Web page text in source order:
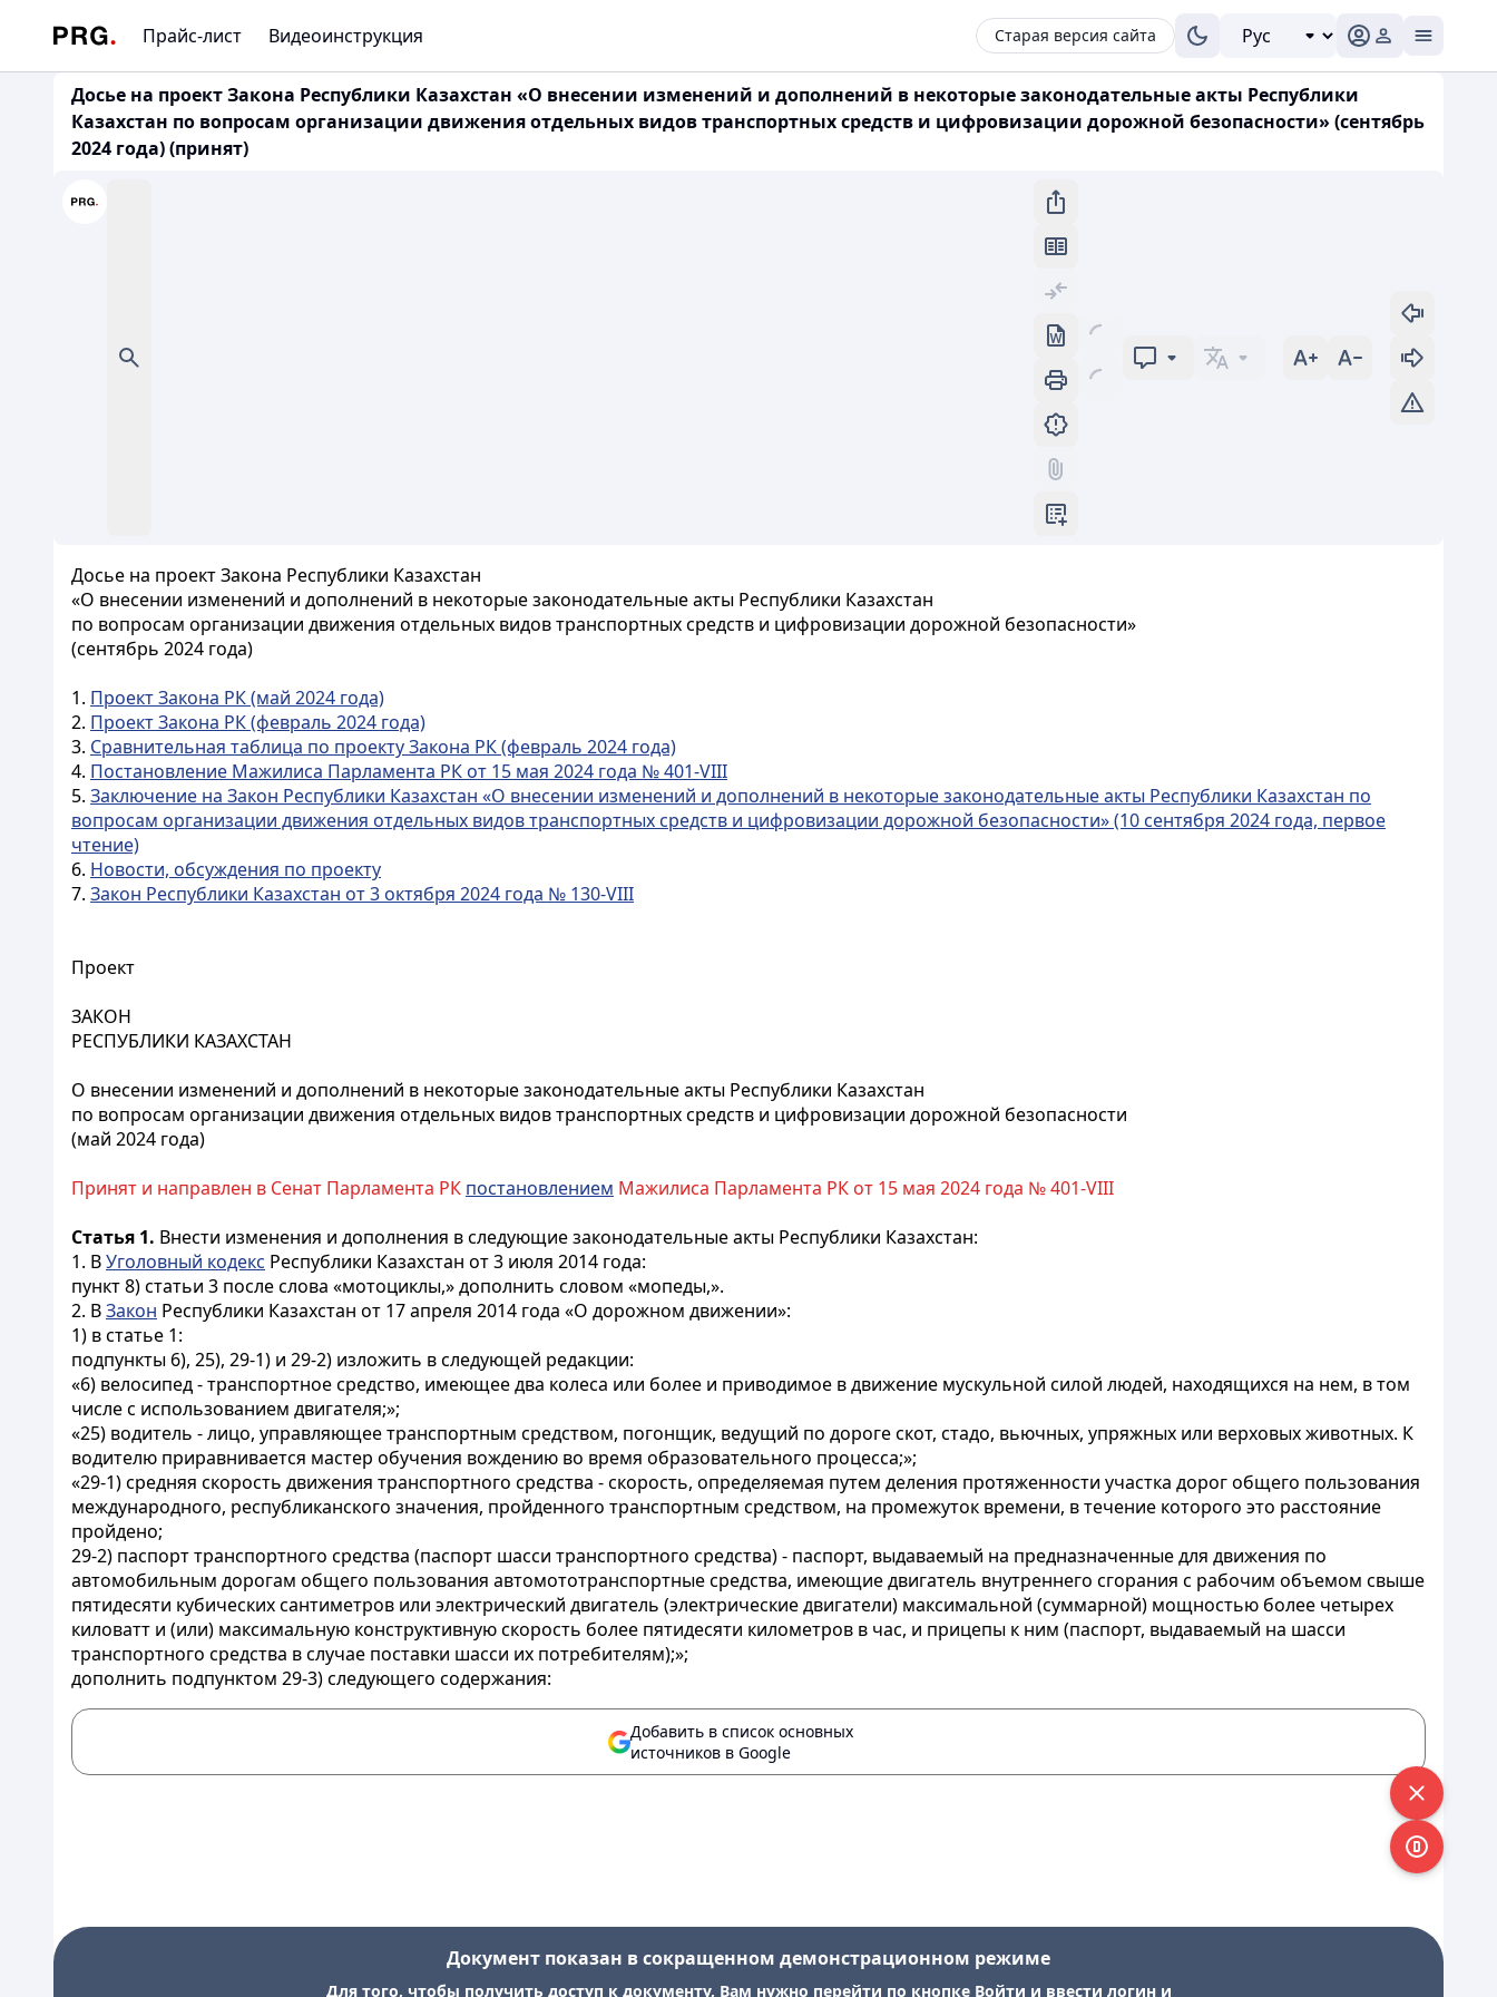
Прайс-лист Видеоинструкция Старая версия сайта
Досье на проект Закона Республики Казахстан «О внесении изменений и дополнений в некоторые законодательные акты Республики
Казахстан по вопросам организации движения отдельных видов транспортных средств и цифровизации дорожной безопасности» (сентябрь
2024 года) (принят)
Досье на проект Закона Республики Казахстан
«О внесении изменений и дополнений в некоторые законодательные акты Республики Казахстан
по вопросам организации движения отдельных видов транспортных средств и цифровизации дорожной безопасности»
(сентябрь 2024 года)
1. Проект Закона РК (май 2024 года)
2. Проект Закона РК (февраль 2024 года)
3. Сравнительная таблица по проекту Закона РК (февраль 2024 года)
4. Постановление Мажилиса Парламента РК от 15 мая 2024 года № 401-VIII
5. Заключение на Закон Республики Казахстан «О внесении изменений и дополнений в некоторые законодательные акты Республики Казахстан по
вопросам организации движения отдельных видов транспортных средств и цифровизации дорожной безопасности» (10 сентября 2024 года, первое
чтение)
6. Новости, обсуждения по проекту
7. Закон Республики Казахстан от 3 октября 2024 года № 130-VIII
Проект
ЗАКОН
РЕСПУБЛИКИ КАЗАХСТАН
О внесении изменений и дополнений в некоторые законодательные акты Республики Казахстан
по вопросам организации движения отдельных видов транспортных средств и цифровизации дорожной безопасности
(май 2024 года)
Принят и направлен в Сенат Парламента РК постановлением Мажилиса Парламента РК от 15 мая 2024 года № 401-VIII
Статья 1. Внести изменения и дополнения в следующие законодательные акты Республики Казахстан:
1. ВУголовный кодекс Республики Казахстан от 3 июля 2014 года:
пункт 8) статьи 3 после слова «мотоциклы,» дополнить словом «мопеды,».
2. ВЗакон Республики Казахстан от 17 апреля 2014 года «О дорожном движении»:
1) в статье 1:
подпункты 6), 25), 29-1) и 29-2) изложить в следующей редакции:
«6) велосипед - транспортное средство, имеющее два колеса или более и приводимое в движение мускульной силой людей, находящихся на нем, в том
числе с использованием двигателя;»;
«25) водитель - лицо, управляющее транспортным средством, погонщик, ведущий по дороге скот, стадо, вьючных, упряжных или верховых животных. К
водителю приравнивается мастер обучения вождению во время образовательного процесса;»;
«29-1) средняя скорость движения транспортного средства - скорость, определяемая путем деления протяженности участка дорог общего пользования
международного, республиканского значения, пройденного транспортным средством, на промежуток времени, в течение которого это расстояние
пройдено;
29-2) паспорт транспортного средства (паспорт шасси транспортного средства) - паспорт, выдаваемый на предназначенные для движения по
автомобильным дорогам общего пользования автомототранспортные средства, имеющие двигатель внутреннего сгорания с рабочим объемом свыше
пятидесяти кубических сантиметров или электрический двигатель (электрические двигатели) максимальной (суммарной) мощностью более четырех
киловатт и (или) максимальную конструктивную скорость более пятидесяти километров в час, и прицепы к ним (паспорт, выдаваемый на шасси
транспортного средства в случае поставки шасси их потребителям);»;
дополнить подпунктом 29-3) следующего содержания:
Добавить в список основных
источников в Google
Документ показан в сокращенном демонстрационном режиме
Для того, чтобы получить доступ к документу, Вам нужно перейти по кнопке Войти и ввести логин и